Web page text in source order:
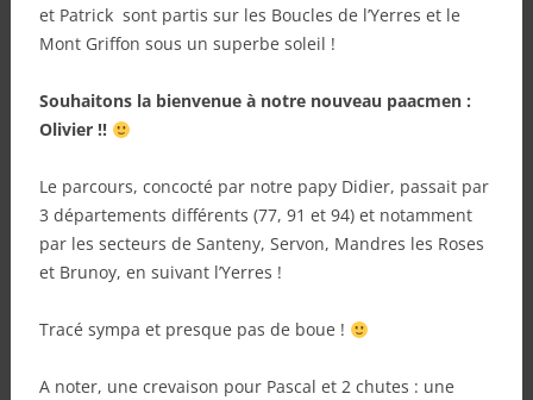
et Patrick sont partis sur les Boucles de l’Yerres et le
Mont Griffon sous un superbe soleil !
Souhaitons la bienvenue à notre nouveau paacmen :
Olivier !!
Le parcours, concocté par notre papy Didier, passait par
3 départements différents (77, 91 et 94) et notamment
par les secteurs de Santeny, Servon, Mandres les Roses
et Brunoy, en suivant l’Yerres !
Tracé sympa et presque pas de boue !
A noter, une crevaison pour Pascal et 2 chutes : une